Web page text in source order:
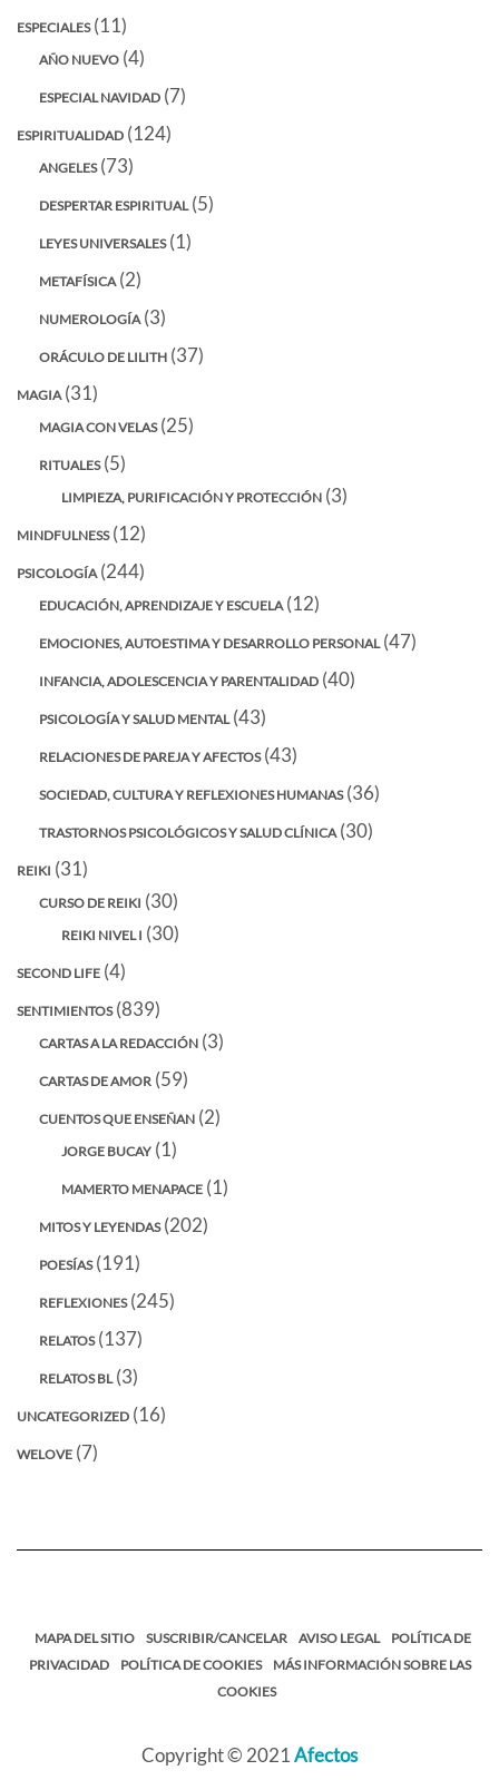
ESPECIALES(11)
AÑO NUEVO (4)
ESPECIAL NAVIDAD (7)
ESPIRITUALIDAD (124)
ANGELES(73)
DESPERTAR ESPIRITUAL(5)
LEYES UNIVERSALES(1)
METAFÍSICA (2)
NUMEROLOGÍA (3)
ORÁCULO DE LILITH (37)
MAGIA (31)
MAGIA CON VELAS(25)
RITUALES(5)
LIMPIEZA, PURIFICACIÓN Y PROTECCIÓN (3)
MINDFULNESS(12)
PSICOLOGÍA (244)
EDUCACIÓN, APRENDIZAJE Y ESCUELA (12)
EMOCIONES, AUTOESTIMA Y DESARROLLO PERSONAL(47)
INFANCIA, ADOLESCENCIA Y PARENTALIDAD (40)
PSICOLOGÍA Y SALUD MENTAL(43)
RELACIONES DE PAREJA Y AFECTOS(43)
SOCIEDAD, CULTURA Y REFLEXIONES HUMANAS(36)
TRASTORNOS PSICOLÓGICOS Y SALUD CLÍNICA (30)
REIKI (31)
CURSO DE REIKI (30)
REIKI NIVEL I (30)
SECOND LIFE (4)
SENTIMIENTOS(839)
CARTAS A LA REDACCIÓN (3)
CARTAS DE AMOR (59)
CUENTOS QUE ENSEÑAN (2)
JORGE BUCAY (1)
MAMERTO MENAPACE (1)
MITOS Y LEYENDAS(202)
POESÍAS(191)
REFLEXIONES(245)
RELATOS(137)
RELATOS BL(3)
UNCATEGORIZED (16)
WELOVE (7)
MAPA DEL SITIO SUSCRIBIR/CANCELAR AVISO LEGAL
POLÍTICA DE
PRIVACIDAD
POLÍTICA DE COOKIES
MÁS INFORMACIÓN SOBRE LAS
COOKIES
Copyright © 2021Afectos